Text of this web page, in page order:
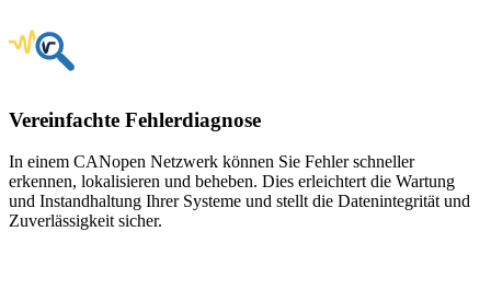
Vereinfachte Fehlerdiagnose
In einem CANopen Netzwerk können Sie Fehler schneller
erkennen, lokalisieren und beheben. Dies erleichtert die Wartung
und Instandhaltung Ihrer Systeme und stellt die Datenintegrität und
Zuverlässigkeit sicher.